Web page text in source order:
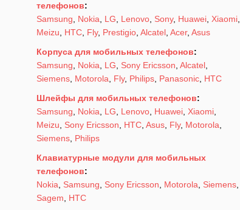
телефонов:
Samsung, Nokia, LG, Lenovo, Sony, Huawei, Xiaomi,
Meizu, HTC, Fly, Prestigio, Alcatel, Acer, Asus
Корпуса для мобильных телефонов:
Samsung, Nokia, LG, Sony Ericsson, Alcatel,
Siemens, Motorola, Fly, Philips, Panasonic, HTC
Шлейфы для мобильных телефонов:
Samsung, Nokia, LG, Lenovo, Huawei, Xiaomi,
Meizu, Sony Ericsson, HTC, Asus, Fly, Motorola,
Siemens, Philips
Клавиатурные модули для мобильных
телефонов:
Nokia, Samsung, Sony Ericsson, Motorola, Siemens,
Sagem, HTC